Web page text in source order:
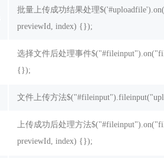
批量上传成功结果处理
previewId, index) {});
选择文件后处理事件
{});
文件上传方法
上传成功后处理方法
previewId, index) {});